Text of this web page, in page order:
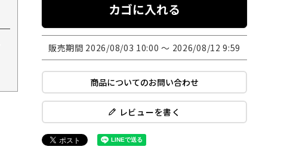
カゴに入れる
販売期間 2026/08/03 10:00〜 2026/08/12 9:59
商品についてのお問い合わせ
レビューを書く